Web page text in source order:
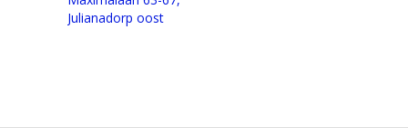
Julianadorp oost